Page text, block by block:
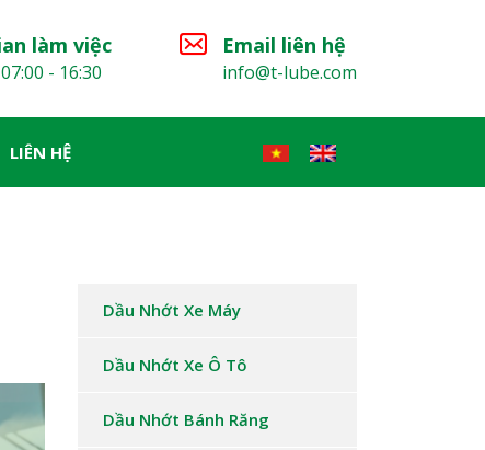
Email liên hệ
info@t-lube.com
làm việc
- 16:30
LIÊN HỆ
Dầu Nhớt Xe Máy
Dầu Nhớt Xe Ô Tô
Dầu Nhớt Bánh Răng